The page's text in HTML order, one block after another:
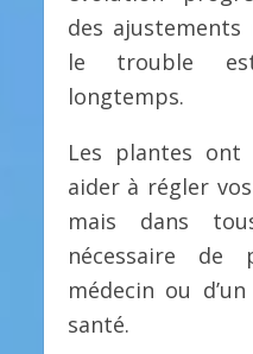
des
le trouble
longtemps.
Les plantes
aider à régler
mais dans
nécessaire de
médecin ou
santé.